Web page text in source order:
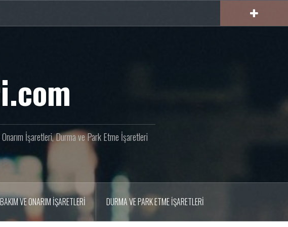
İşaretleri, Durma ve Park Etme İşaretleri
VE ONARIM İŞARETLERI DURMA VE PARK ETME İŞARETLERI